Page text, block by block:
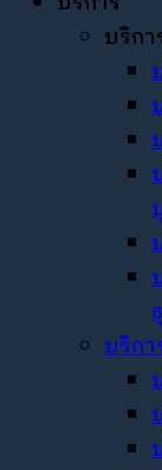
บริก
บริก